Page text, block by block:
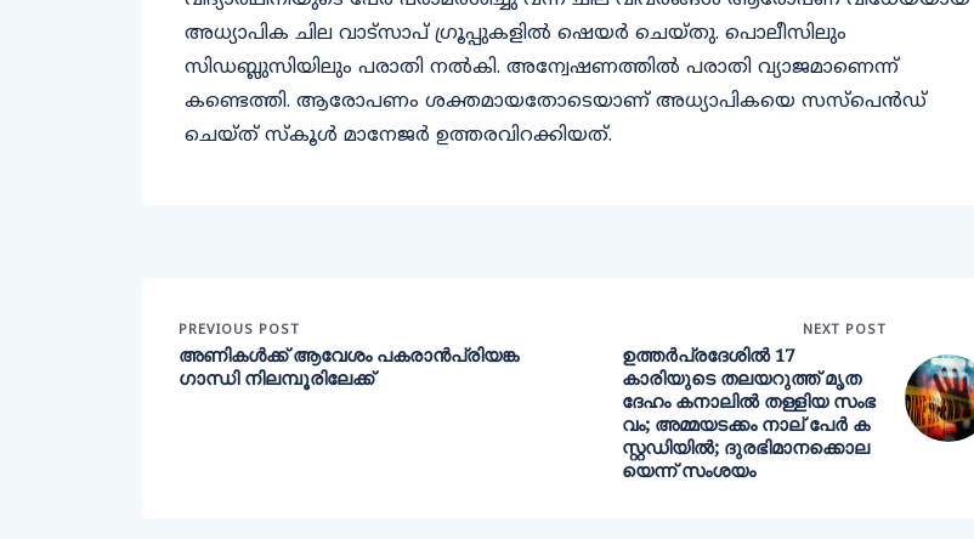
വിദ്യാർഥിനിയുടെ പേര് പരാമർശിച്ചു വന്ന ചില വിവരങ്ങൾ ആരോപണ വിധേയയായ
അധ്യാപിക ചില വാട്സാപ് ഗ്രൂപ്പുകളിൽ ഷെയർ ചെയ്തു. പൊലീസിലും
സിഡബ്ലുസിയിലും പരാതി നൽകി. അന്വേഷണത്തിൽ പരാതി വ്യാജമാണെന്ന്
കണ്ടെത്തി. ആരോപണം ശക്തമായതോടെയാണ് അധ്യാപികയെ സസ്പെൻഡ്
ചെയ്ത് സ്കൂൾ മാനേജർ ഉത്തരവിറക്കിയത്.
PREVIOUS POST
അണികൾക്ക് ആവേശം പകരാൻപ്രിയങ്ക
ഗാന്ധി നിലമ്പൂരിലേക്ക്
ഉത്തര്‍പ്രദേശില്‍ 17
കാരിയുടെ തലയറുത്ത് മൃത
ദേഹം കനാലില്‍ തള്ളിയ സംഭ
വം; അമ്മയടക്കം നാല് പേര്‍ ക
സ്റ്റഡിയില്‍; ദുരഭിമാനക്കൊല